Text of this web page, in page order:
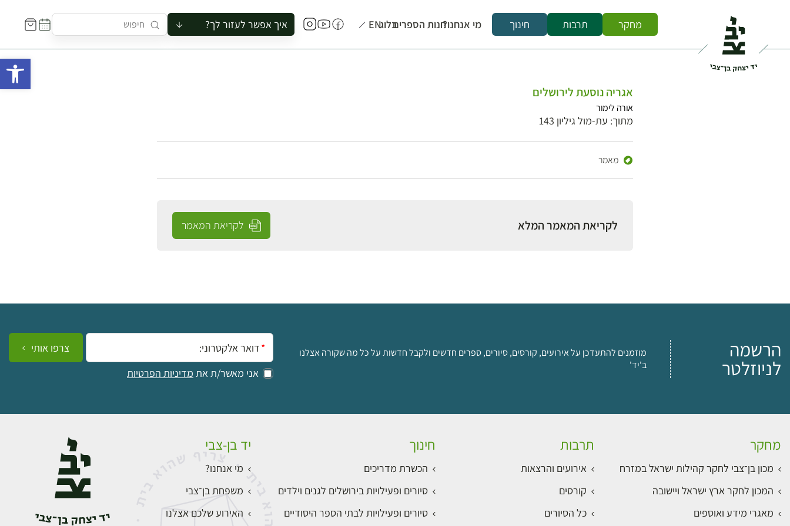
מחקר תרבות חינוך מי אנחנו?חנות הספריםבלוגEN איך אפשר לעזור לך?
להזמין סיור לקבוצה
אגריה נוסעת לירושלים
אורה לימור
מתוך: עת-מול גיליון 143
מאמר
לקריאת המאמר המלא לקריאת המאמר
הרשמה
לניוזלטר
מוזמנים להתעדכן על אירועים, קורסים, סיורים, ספרים חדשים ולקבל חדשות על כל מה שקורה אצלנו
ב'יד'
אימייל:
אני מאשר/ת את מדיניות הפרטיות
צרפו אותי
מחקר
מכון בן־צבי לחקר קהילות ישראל במזרח
המכון לחקר ארץ ישראל ויישובה
מאגרי מידע ואוספים
תרבות
אירועים והרצאות
קורסים
כל הסיורים
חינוך
הכשרת מדריכים
סיורים ופעילויות בירושלים לגנים וילדים
סיורים ופעילויות לבתי הספר היסודיים
יד בן-צבי
מי אנחנו?
משפחת בן־צבי
האירוע שלכם אצלנו